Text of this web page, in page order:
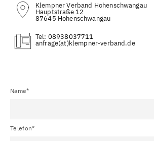
Klempner Verband Hohenschwangau
Hauptstraße 12
87645 Hohenschwangau
Tel: 08938037711
(at)
Name*
Telefon*